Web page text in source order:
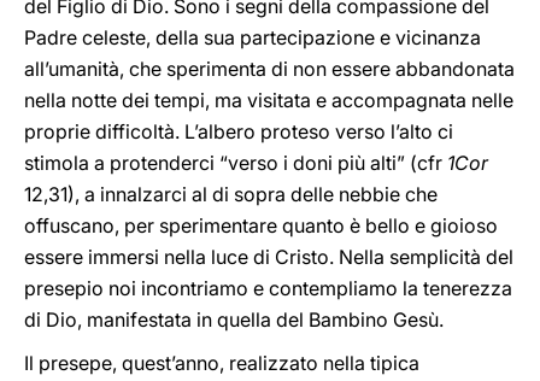
del Figlio di Dio. Sono i segni della compassione del
Padre celeste, della sua partecipazione e vicinanza
all’umanità, che sperimenta di non essere abbandonata
nella notte dei tempi, ma visitata e accompagnata nelle
proprie difficoltà. L’albero proteso verso l’alto ci
stimola a protenderci “verso i doni più alti” (cfr 1Cor
12,31), a innalzarci al di sopra delle nebbie che
offuscano, per sperimentare quanto è bello e gioioso
essere immersi nella luce di Cristo. Nella semplicità del
presepio noi incontriamo e contempliamo la tenerezza
di Dio, manifestata in quella del Bambino Gesù.
Il presepe, quest’anno, realizzato nella tipica